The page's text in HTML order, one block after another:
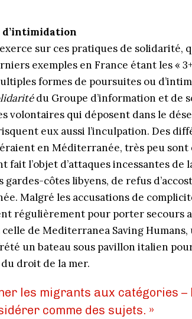
d’intimidation
sur ces pratiques de solidarité,
exemples en France étant les «
formes de poursuites ou
du Groupe d’information et de
volontaires qui déposent dans le
eux aussi l’inculpation. Des
en Méditerranée, très peu sont
fait l’objet d’attaques incessantes de
gardes-côtes libyens, de refus
Malgré les accusations de
régulièrement pour porter secours
de Mediterranea Saving Humans,
un bateau sous pavillon italien
droit de la mer.
les migrants aux catégories –
comme des sujets. »